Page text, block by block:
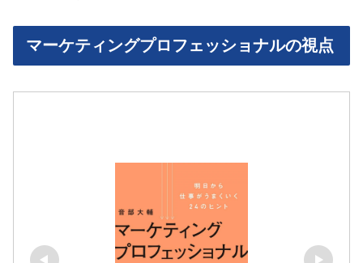
マーケティングプロフェッショナルの視点